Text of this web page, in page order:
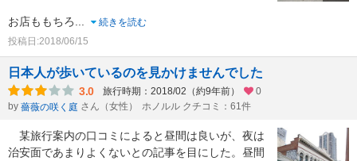
お店ももちろ
続きを読む
投稿日:2018/06/15
日本人が歩いているのを見かけませんでした
3.0 旅行時期：2018/02（約9年前）
0
by 薔薇の咲く庭 さん（女性） ホノルル クチコミ：61件
某旅行案内の口コミによると昼間は良いが、夜は
治安面であまりよくないとの記事を目にした。昼間